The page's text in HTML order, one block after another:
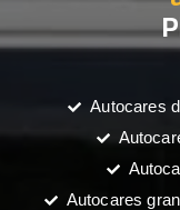
Autocares
Autocares